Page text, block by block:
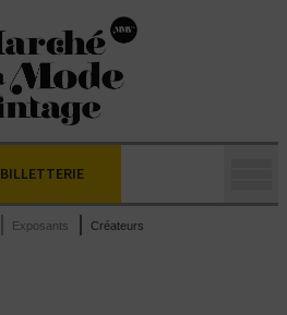
BILLETTERIE
Exposants Créateurs